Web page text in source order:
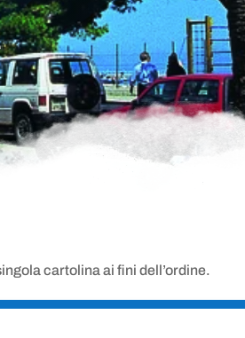
cartolina ai fini dell’ordine.